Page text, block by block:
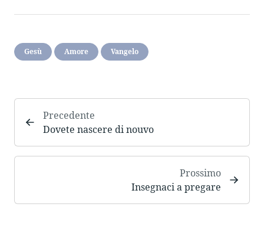
Gesù Amore Vangelo
Precedente
Dovete nascere di nouvo
Prossimo
Insegnaci a pregare